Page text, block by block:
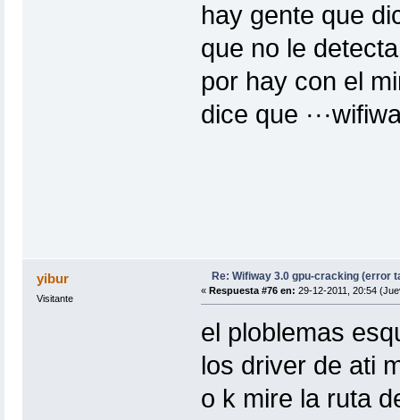
hay gente que
que no le
por hay con el
dice que
yibur
Visitante
Re: Wifiway 3.0 gpu-cracking (error
« Respuesta #76 en: 29-12-2011, 20:54
el ploblemas
los driver de ati
o k mire la ruta